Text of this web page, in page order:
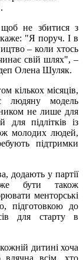
щоб не збитися з
"Я поруч. І в
– коли хтось
свій шлях", –
Олена Шуляк.
кількох місяців,
людяну модель
не лише для
підлітків із
молодих людей,
підтримки
додають у партії
бути також
менторські
підготовкою до
для старту в
дитині хоча
всім, хто